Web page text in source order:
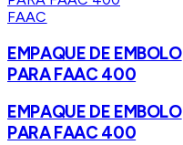
FAAC
EMPAQUE DE EMBOLO
PARA FAAC 400
EMPAQUE DE EMBOLO
PARA FAAC 400